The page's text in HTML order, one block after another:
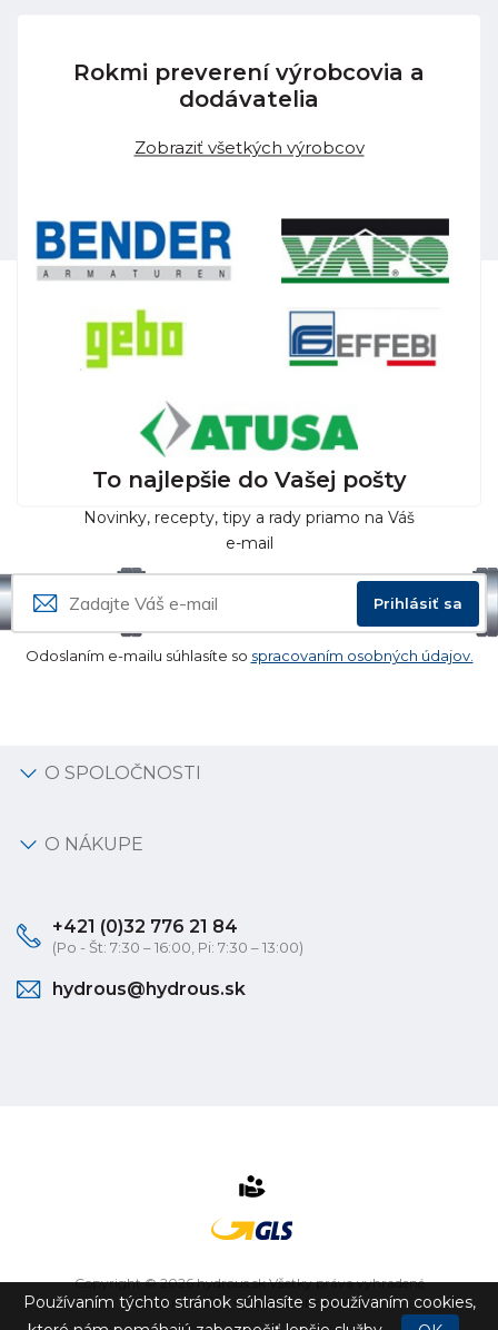
Rokmi preverení výrobcovia a
dodávatelia
Zobraziť všetkých výrobcov
To najlepšie do Vašej pošty
Novinky, recepty, tipy a rady priamo na Váš
e-mail
Prihlásiť sa
Odoslaním e-mailu súhlasíte so spracovaním osobných údajov.
O SPOLOČNOSTI
O NÁKUPE
+421 (0)32 776 21 84
(Po - Št: 7:30 – 16:00, Pi: 7:30 – 13:00)
hydrous@hydrous.sk
Copyright © 2026 hydrous.sk Všetky práva vyhradené
eshop na mieruvytvorilovibration.sk
Používaním týchto stránok súhlasíte s používaním cookies,